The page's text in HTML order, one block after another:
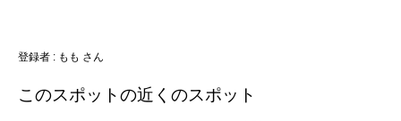
登録者 : もも さん
このスポットの近くのスポット